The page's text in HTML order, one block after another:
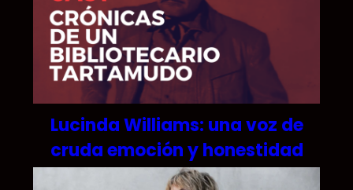
Lucinda Williams: una voz de
cruda emoción y honestidad